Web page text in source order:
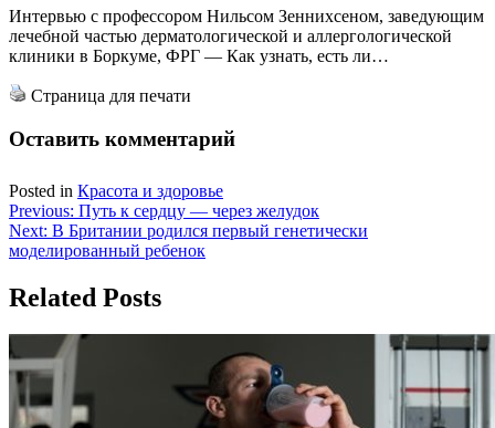
Интервью с профессором Нильсом Зеннихсеном, заведующим
лечебной частью дерматологической и аллергологической
клиники в Боркуме, ФРГ — Как узнать, есть ли…
Страница для печати
Оставить комментарий
Posted in Красота и здоровье
Навигация
по
Previous: Путь к сердцу — через желудок
Next: В Британии родился первый генетически
моделированный ребенок
Related Posts